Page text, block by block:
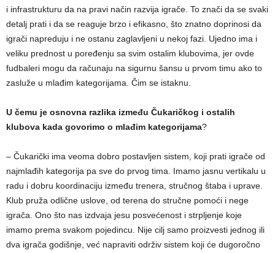
i infrastrukturu da na pravi način razvija igrače. To znači da se svaki
detalj prati i da se reaguje brzo i efikasno, što znatno doprinosi da
igrači napreduju i ne ostanu zaglavljeni u nekoj fazi. Ujedno ima i
veliku prednost u poređenju sa svim ostalim klubovima, jer ovde
fudbaleri mogu da računaju na sigurnu šansu u prvom timu ako to
zasluže u mlađim kategorijama. Čim se istaknu.
U čemu je osnovna razlika između Čukaričkog i ostalih
klubova kada govorimo o mlađim kategorijama?
– Čukarički ima veoma dobro postavljen sistem, koji prati igrače od
najmlađih kategorija pa sve do prvog tima. Imamo jasnu vertikalu u
radu i dobru koordinaciju između trenera, stručnog štaba i uprave.
Klub pruža odlične uslove, od terena do stručne pomoći i nege
igrača. Ono što nas izdvaja jesu posvećenost i strpljenje koje
imamo prema svakom pojedincu. Nije cilj samo proizvesti jednog ili
dva igrača godišnje, već napraviti održiv sistem koji će dugoročno